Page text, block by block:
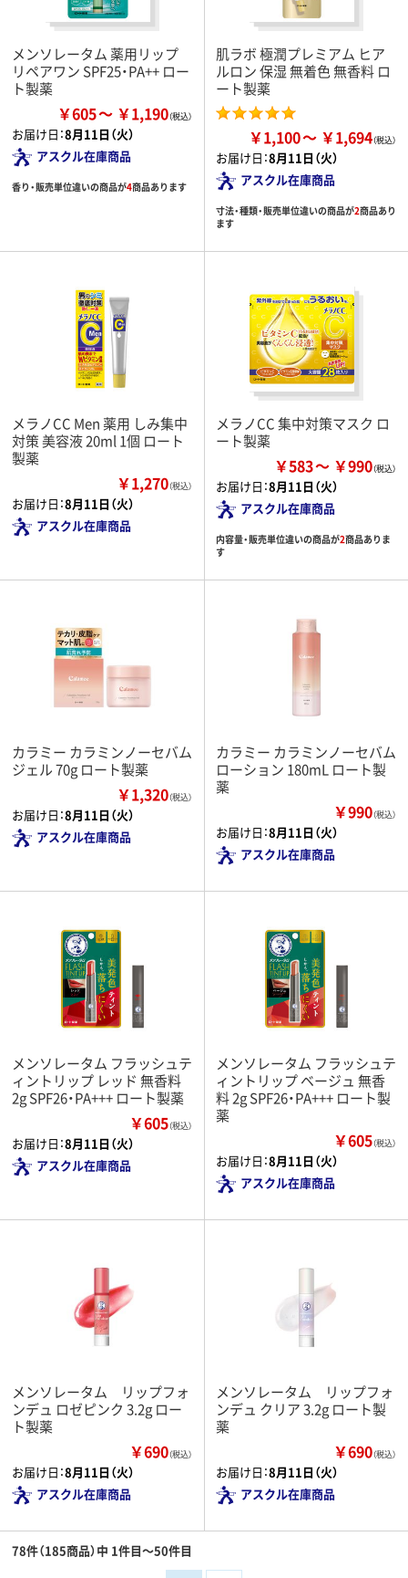
メンソレータム 薬用リップ
リペアワン SPF25・PA++ ロー
ト製薬
￥605 ￥1,190
お届け日：8月11日（火）
アスクル在庫商品
香り・販売単位違いの商品が4商品あります
肌ラボ 極潤プレミアム ヒア
ルロン 保湿 無着色 無香料 ロ
ート製薬
￥1,100 ￥1,694
お届け日：8月11日（火）
アスクル在庫商品
寸法・種類・販売単位違いの商品が2商品あり
ます
メラノCC Men 薬用 しみ集中
対策 美容液 20ml 1個 ロート
製薬
￥1,270（税込）
お届け日：8月11日（火）
アスクル在庫商品
メラノCC 集中対策マスク ロ
ート製薬
￥583 ￥990
お届け日：8月11日（火）
アスクル在庫商品
内容量・販売単位違いの商品が2商品ありま
す
カラミー カラミンノーセバム
ジェル 70g ロート製薬
￥1,320（税込）
お届け日：8月11日（火）
アスクル在庫商品
カラミー カラミンノーセバム
ローション 180mL ロート製
薬
￥990（税込）
お届け日：8月11日（火）
アスクル在庫商品
メンソレータム フラッシュテ
ィントリップ レッド 無香料
2g SPF26・PA+++ ロート製薬
￥605（税込）
お届け日：8月11日（火）
アスクル在庫商品
メンソレータム フラッシュテ
ィントリップ ベージュ 無香
料 2g SPF26・PA+++ ロート製
薬
￥605（税込）
お届け日：8月11日（火）
アスクル在庫商品
メンソレータム リップフォ
ンデュ ロゼピンク 3.2g ロー
ト製薬
￥690（税込）
お届け日：8月11日（火）
アスクル在庫商品
メンソレータム リップフォ
ンデュ クリア 3.2g ロート製
薬
￥690（税込）
お届け日：8月11日（火）
アスクル在庫商品
78件（185商品）中 1件目～50件目